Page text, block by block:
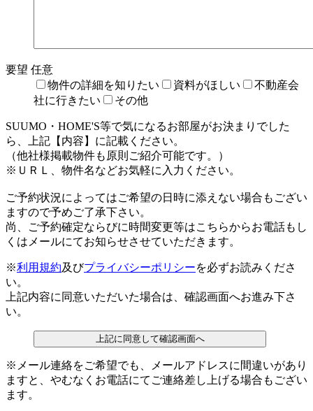
要望 任意
物件の詳細を知りたい
資料がほしい
不動産会
社に行きたい
その他
SUUMO・HOME'S等で気になるお部屋がお決まりでした
ら、上記【内容】に記載ください。
（他社様掲載物件も原則ご紹介可能です。）
※ＵＲＬ、物件名などお気軽に入力ください。
ご予約状況によってはご希望の日時に添えない場合もござい
ますので予めご了承下さい。
尚、ご予約確定ならびに時間変更等はこちらからお電話もし
くはメールにてお知らせさせていただきます。
※利用規約及びプライバシーポリシーを必ずお読みくださ
い。
上記内容に同意いただいた場合は、確認画面へお進み下さ
い。
上記に同意して確認画面へ
※メール連絡をご希望でも、メールアドレスに間違いがあり
ますと、やむなくお電話にてご連絡差し上げる場合もござい
ます。